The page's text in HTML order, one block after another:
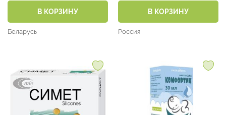
В КОРЗИНУ
Беларусь
В КОРЗИНУ
Россия